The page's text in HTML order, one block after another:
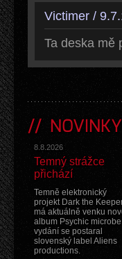
Victimer /
Ta deska mě
8.8.2026
Temný strážce
přichází
Temně elektronický
projekt Dark the
má aktuálně venku
album Psychic
vydání se postaral
slovenský label Aliens
productions.